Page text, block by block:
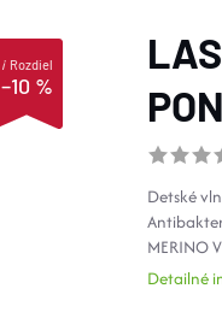
–10 %
iRozdiel
Detské
MERINO
Detailné